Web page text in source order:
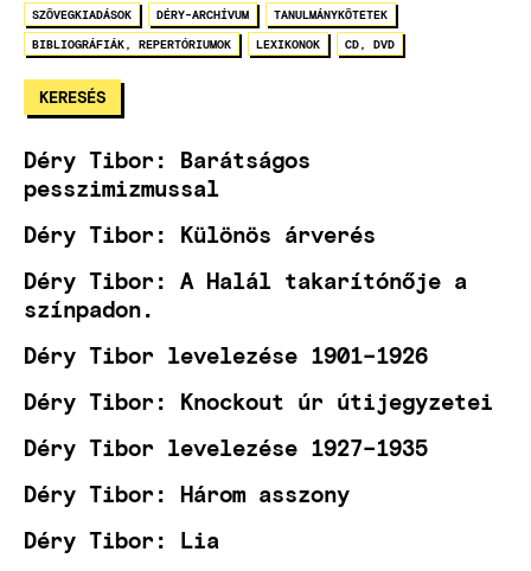
SZÖVEGKIADÁSOK DÉRY-ARCHÍVUM TANULMÁNYKÖTETEK
BIBLIOGRÁFIÁK, REPERTÓRIUMOK LEXIKONOK CD, DVD
Déry Tibor: Barátságos
pesszimizmussal
Déry Tibor: Különös árverés
Déry Tibor: A Halál takarítónője a
színpadon.
Déry Tibor levelezése 1901–1926
Déry Tibor: Knockout úr útijegyzetei
Déry Tibor levelezése 1927–1935
Déry Tibor: Három asszony
Déry Tibor: Lia